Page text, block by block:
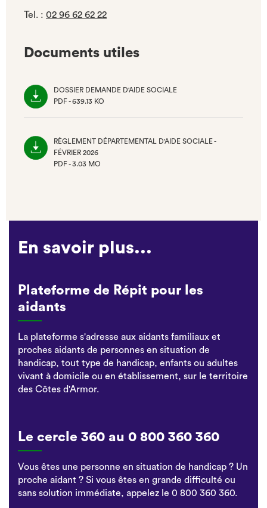
Tel. : 02 96 62 62 22
Documents utiles
DOSSIER DEMANDE D'AIDE SOCIALE
PDF - 639.13 KO
RÈGLEMENT DÉPARTEMENTAL D'AIDE SOCIALE -
FÉVRIER 2026
PDF - 3.03 MO
En savoir plus...
Plateforme de Répit pour les
aidants
La plateforme s'adresse aux aidants familiaux et
proches aidants de personnes en situation de
handicap, tout type de handicap, enfants ou adultes
vivant à domicile ou en établissement, sur le territoire
des Côtes d'Armor.
Le cercle 360 au 0 800 360 360
Vous êtes une personne en situation de handicap ? Un
proche aidant ? Si vous êtes en grande difficulté ou
sans solution immédiate, appelez le 0 800 360 360.